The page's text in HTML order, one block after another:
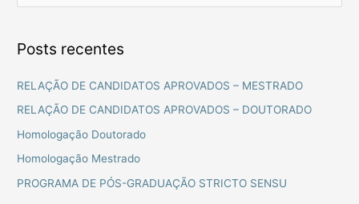
q
u
r
p
Posts recentes
RELAÇÃO DE CANDIDATOS APROVADOS – MESTRADO
RELAÇÃO DE CANDIDATOS APROVADOS – DOUTORADO
Homologação Doutorado
Homologação Mestrado
PROGRAMA DE PÓS-GRADUAÇÃO STRICTO SENSU